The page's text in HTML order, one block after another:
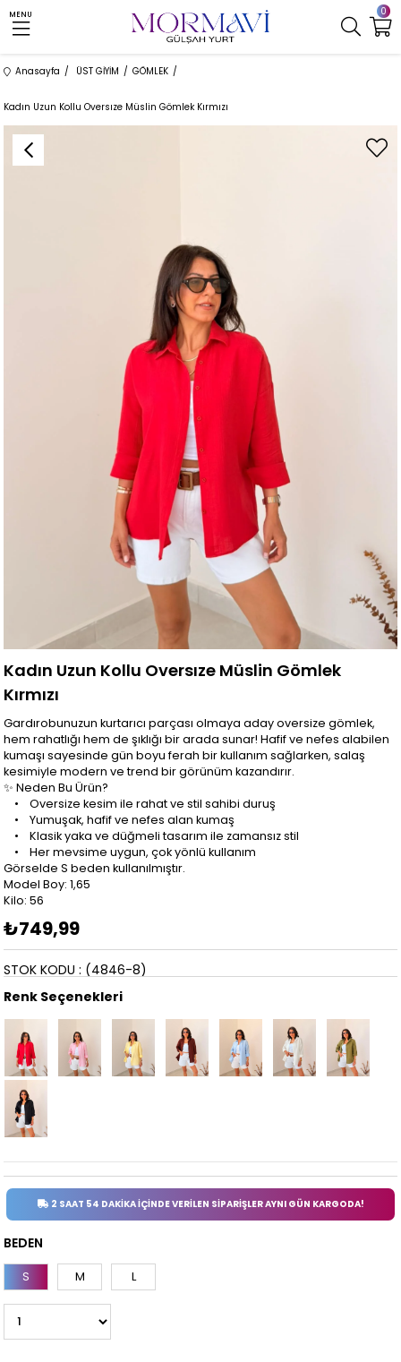
0
MENU
Anasayfa ÜST GİYİM GÖMLEK
Kadın Uzun Kollu Oversıze Müslin Gömlek Kırmızı
Kadın Uzun Kollu Oversıze Müslin Gömlek
Kırmızı
Gardırobunuzun kurtarıcı parçası olmaya aday oversize gömlek,
hem rahatlığı hem de şıklığı bir arada sunar! Hafif ve nefes alabilen
kumaşı sayesinde gün boyu ferah bir kullanım sağlarken, salaş
kesimiyle modern ve trend bir görünüm kazandırır.
✨ Neden Bu Ürün?
• Oversize kesim ile rahat ve stil sahibi duruş
• Yumuşak, hafif ve nefes alan kumaş
• Klasik yaka ve düğmeli tasarım ile zamansız stil
• Her mevsime uygun, çok yönlü kullanım
Görselde S beden kullanılmıştır.
Model Boy: 1,65
Kilo: 56
₺749,99
(4846-8)
STOK KODU
Renk Seçenekleri
2 SAAT 54 DAKİKA İÇİNDE VERİLEN SİPARİŞLER AYNI GÜN KARGODA!
BEDEN
S M L